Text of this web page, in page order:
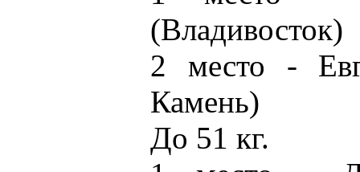
(Владивосток)
2 место -
Камень)
До 51 кг.